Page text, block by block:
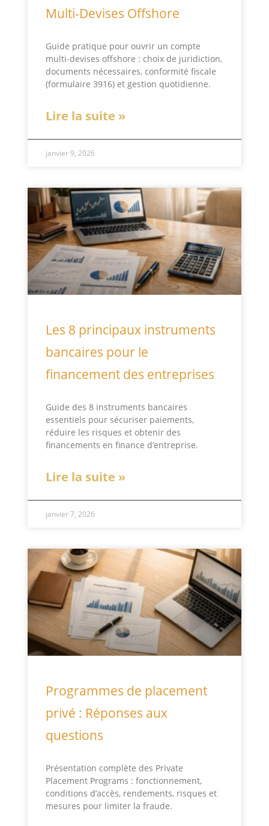
Multi-Devises Offshore
Guide pratique pour ouvrir un compte
multi-devises offshore : choix de juridiction,
documents nécessaires, conformité fiscale
(formulaire 3916) et gestion quotidienne.
Lire la suite »
janvier 9, 2026
Les 8 principaux instruments
bancaires pour le
financement des entreprises
Guide des 8 instruments bancaires
essentiels pour sécuriser paiements,
réduire les risques et obtenir des
financements en finance d’entreprise.
Lire la suite »
janvier 7, 2026
Programmes de placement
privé : Réponses aux
questions
Présentation complète des Private
Placement Programs : fonctionnement,
conditions d’accès, rendements, risques et
mesures pour limiter la fraude.